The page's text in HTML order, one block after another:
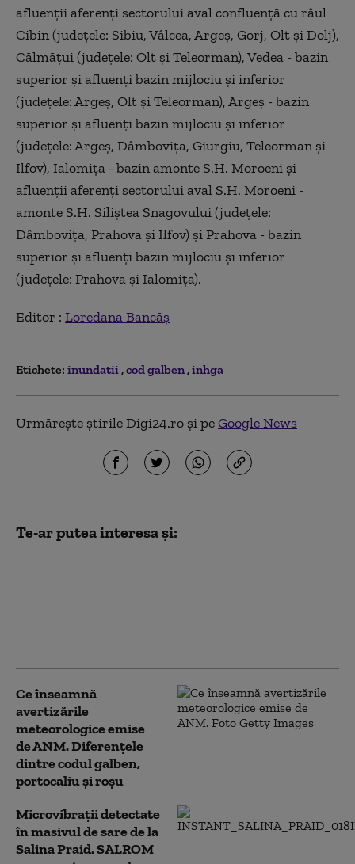
afluenţii aferenţi sectorului aval confluenţă cu râul
Cibin (judeţele: Sibiu, Vâlcea, Argeş, Gorj, Olt şi Dolj),
Călmăţui (judeţele: Olt şi Teleorman), Vedea - bazin
superior şi afluenţi bazin mijlociu şi inferior
(judeţele: Argeş, Olt şi Teleorman), Argeş - bazin
superior şi afluenţi bazin mijlociu şi inferior
(judeţele: Argeş, Dâmboviţa, Giurgiu, Teleorman şi
Ilfov), Ialomiţa - bazin amonte S.H. Moroeni şi
afluenţii aferenţi sectorului aval S.H. Moroeni -
amonte S.H. Siliştea Snagovului (judeţele:
Dâmboviţa, Prahova şi Ilfov) şi Prahova - bazin
superior şi afluenţi bazin mijlociu şi inferior
(judeţele: Prahova şi Ialomiţa).
Editor : Loredana Bancăș
Etichete: inundatii cod galben inhga
Urmărește știrile Digi24.ro și peGoogle News
Te-ar putea interesa și:
Ce înseamnă
avertizările
meteorologice emise
de ANM. Diferențele
dintre codul galben,
portocaliu și roșu
Microvibrații detectate
în masivul de sare de la
Salina Praid. SALROM